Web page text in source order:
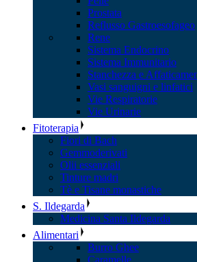
Prostata
Reflusso Gastroesofageo
Rene
Sistema Endocrino
Sistema Immunitario
Stanchezza e
Vasi sanguigni e linfatici
Vie Respiratorie
Vie Urinarie
Fitoterapia
Fiori di Bach
Gemmoderivati
Olii essenziali
Tinture madri
Tè e Tisane monastiche
S. Ildegarda
Medicina Santa Ildegarda
Alimentari
Burro Ghee
Caramelle